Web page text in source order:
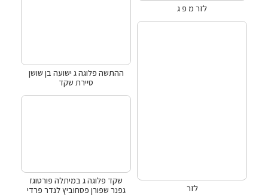
לזר מ פ ג
לזר
ההתשה פלוגה ג ישועה בן שושן
סיירת שקד
שקד פלוגה ג במיתלה פורטוגז
גפנר שפורן פסחוביץ לנדר פרדי